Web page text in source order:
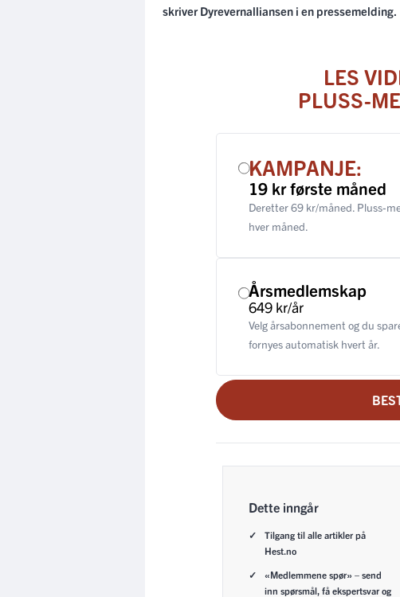
skriver Dyrevernalliansen i en pressemelding.
LES
PLUSS-
KAMPANJE:
19 kr første måned
Deretter 69 kr/måned. Pluss-
hver måned.
Årsmedlemskap
649 kr/år
Velg årsabonnement og du
fornyes automatisk hvert år.
Dette inngår
Tilgang til alle artikler på
Hest.no
«Medlemmene spør» – send
inn spørsmål, få ekspertsvar og